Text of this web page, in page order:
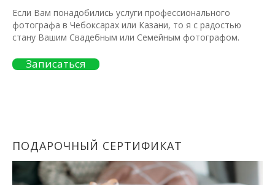
Если Вам понадобились услуги профессионального
фотографа в Чебоксарах или Казани, то я с радостью
стану Вашим Свадебным или Семейным фотографом.
Записаться
ПОДАРОЧНЫЙ СЕРТИФИКАТ